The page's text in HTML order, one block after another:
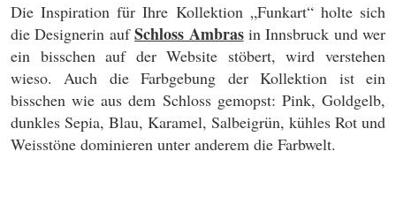
Die Inspiration für Ihre Kollektion „Funkart“ holte sich
die Designerin aufSchloss Ambrasin Innsbruck und wer
ein bisschen auf der Website stöbert, wird verstehen
wieso. Auch die Farbgebung der Kollektion ist ein
bisschen wie aus dem Schloss gemopst: Pink, Goldgelb,
dunkles Sepia, Blau, Karamel, Salbeigrün, kühles Rot und
Weisstöne dominieren unter anderem die Farbwelt.